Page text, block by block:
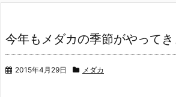
今年もメダカの季節がやってき
2015年4月29日 メダカ